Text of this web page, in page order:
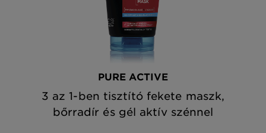
PURE ACTIVE
3 az 1-ben tisztító fekete maszk,
bőrradír és gél aktív szénnel